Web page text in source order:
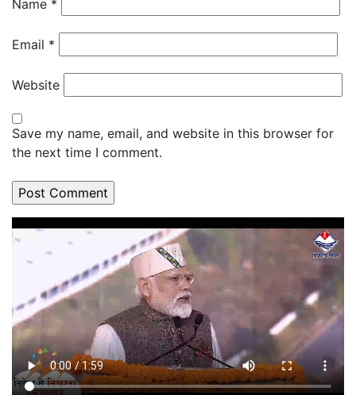
Name *
Email *
Website
Save my name, email, and website in this browser for
the next time I comment.